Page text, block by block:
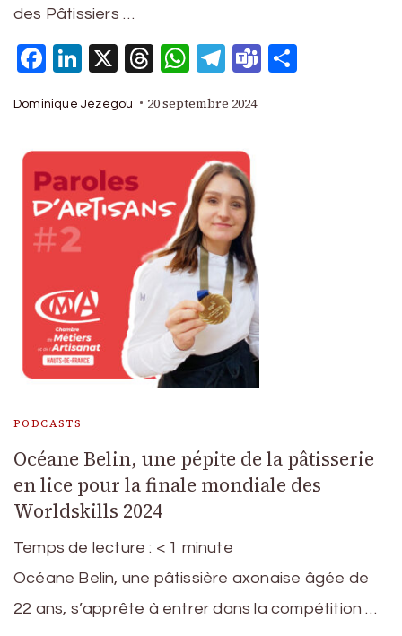
des Pâtissiers …
Facebook
LinkedIn
X Threads
WhatsApp
Telegram
Teams
Dominique Jézégou 20 septembre 2024
PODCASTS
Océane Belin, une pépite de la pâtisserie
en lice pour la finale mondiale des
Worldskills 2024
Temps de lecture : < 1 minute
Océane Belin, une pâtissière axonaise âgée de
22 ans, s’apprête à entrer dans la compétition …